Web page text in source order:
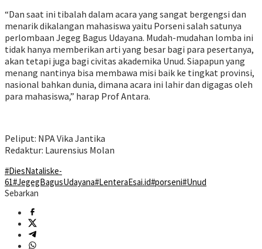
“Dan saat ini tibalah dalam acara yang sangat bergengsi dan
menarik dikalangan mahasiswa yaitu Porseni salah satunya
perlombaan Jegeg Bagus Udayana. Mudah-mudahan lomba ini
tidak hanya memberikan arti yang besar bagi para pesertanya,
akan tetapi juga bagi civitas akademika Unud. Siapapun yang
menang nantinya bisa membawa misi baik ke tingkat provinsi,
nasional bahkan dunia, dimana acara ini lahir dan digagas oleh
para mahasiswa,” harap Prof Antara.
Peliput: NPA Vika Jantika
Redaktur: Laurensius Molan
#DiesNataliske-
61#JegegBagusUdayana#LenteraEsai.id#porseni#Unud
Sebarkan